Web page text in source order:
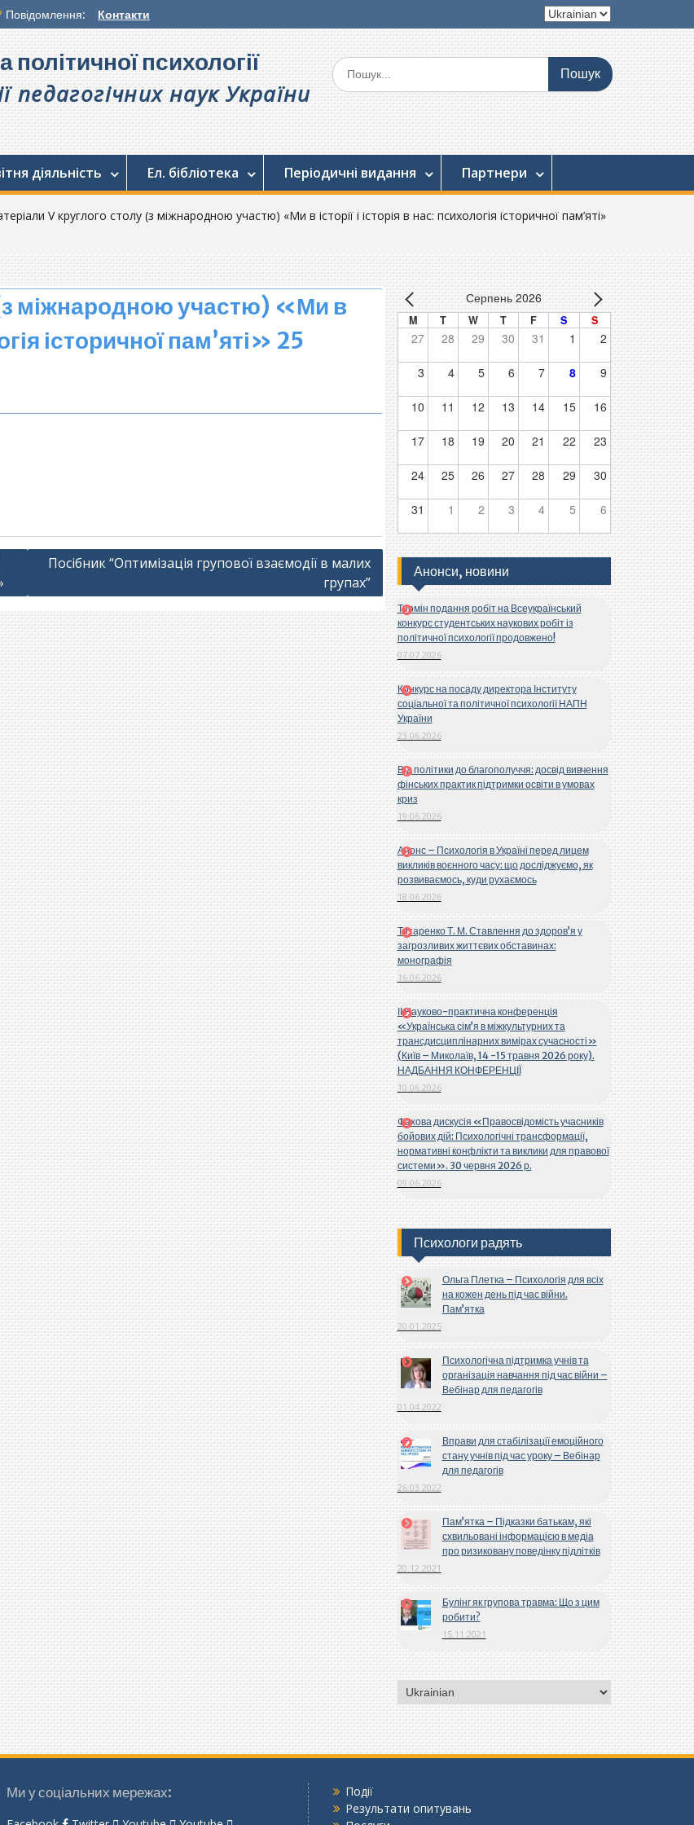
Повідомлення: Контакти
Вибрати
мову
політичної психології
педагогічних наук України
Шукати:
діяльність Ел. бібліотека Періодичні видання Партнери
V круглого столу (з міжнародною участю) «Ми в історії і історія в нас: психологія історичної пам’яті»
міжнародною участю) «Ми в
історичної пам’яті» 25
Посібник “Оптимізація групової взаємодії в малих
групах”
Серпень 2026
M T W T F S S
27 28 29 30 31 1 2
3 4 5 6 7 8 9
10 11 12 13 14 15 16
17 18 19 20 21 22 23
24 25 26 27 28 29 30
31 1 2 3 4 5 6
Анонси, новини
Термін подання робіт на Всеукраїнський
конкурс студентських наукових робіт із
політичної психології продовжено!
07.07.2026
Конкурс на посаду директора Інституту
соціальної та політичної психології НАПН
України
23.06.2026
Від політики до благополуччя: досвід вивчення
фінських практик підтримки освіти в умовах
криз
19.06.2026
Анонс – Психологія в Україні перед лицем
викликів воєнного часу: що досліджуємо, як
розвиваємось, куди рухаємось
18.06.2026
Титаренко Т. М. Ставлення до здоров’я у
загрозливих життєвих обставинах:
монографія
16.06.2026
ІІ Науково-практична конференція
«Українська сім’я в міжкультурних та
трансдисциплінарних вимірах сучасності»
(Київ – Миколаїв, 14 -15 травня 2026 року).
НАДБАННЯ КОНФЕРЕНЦІЇ
10.06.2026
Фахова дискусія «Правосвідомість учасників
бойових дій: Психологічні трансформації,
нормативні конфлікти та виклики для правової
системи». 30 червня 2026 р.
09.06.2026
Психологи радять
Ольга Плетка – Психологія для всіх
на кожен день під час війни.
Пам’ятка
20.01.2025
Психологічна підтримка учнів та
організація навчання під час війни –
Вебінар для педагогів
01.04.2022
Вправи для стабілізації емоційного
стану учнів під час уроку – Вебінар
для педагогів
26.03.2022
Пам’ятка – Підказки батькам, які
схвильовані інформацією в медіа
про ризиковану поведінку підлітків
20.12.2021
Булінг як групова травма: Що з цим
робити?
15.11.2021
Вибрати
мову
Ми у соціальних мережах:
Події
Результати опитувань